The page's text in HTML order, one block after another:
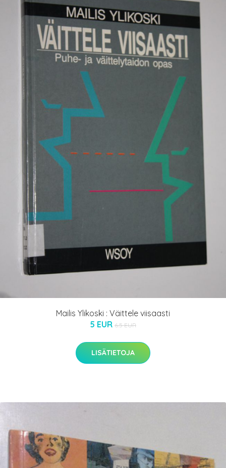
Mailis Ylikoski : Väittele viisaasti
5 EUR 6.5 EUR
LISÄTIETOJA